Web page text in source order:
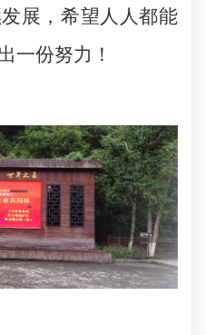
展，希望人人都能
一份努力！